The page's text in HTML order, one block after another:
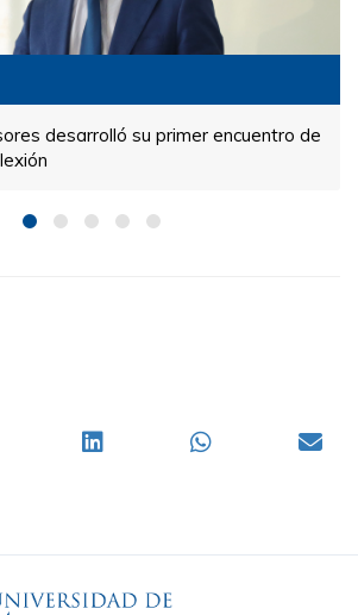
desarrolló su primer encuentro de